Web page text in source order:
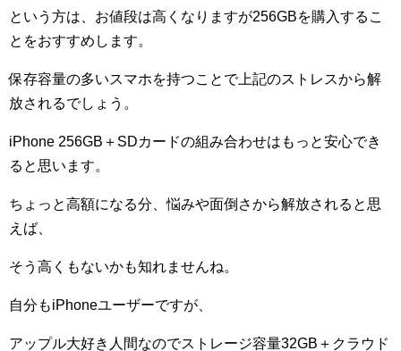
という方は、お値段は高くなりますが256GBを購入するこ
とをおすすめします。
保存容量の多いスマホを持つことで上記のストレスから解
放されるでしょう。
iPhone 256GB ＋ SDカードの組み合わせはもっと安心でき
ると思います。
ちょっと高額になる分、悩みや面倒さから解放されると思
えば、
そう高くもないかも知れませんね。
自分もiPhoneユーザーですが、
アップル大好き人間なのでストレージ容量32GB ＋クラウド